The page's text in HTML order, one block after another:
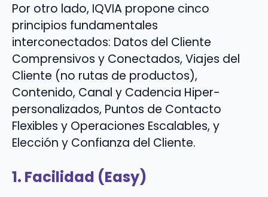
Por otro lado, IQVIA propone cinco
principios fundamentales
interconectados: Datos del Cliente
Comprensivos y Conectados, Viajes del
Cliente (no rutas de productos),
Contenido, Canal y Cadencia Hiper-
personalizados, Puntos de Contacto
Flexibles y Operaciones Escalables, y
Elección y Confianza del Cliente.
1. Facilidad (Easy)